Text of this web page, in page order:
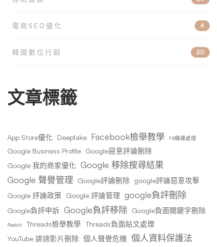
電商SEO優化 4
韓國數位行銷 20
文章標籤
App Store優化 Deepfake Facebook檢舉教學 FB騷擾處理
Google Business Profile Google惡意評論刪除
Google 我的商家優化 Google 移除搜尋結果
Google 聲譽管理 Google評論刪除 google評論惡意攻擊
Google 評論政策 Google 評論管理 google負評刪除
Google負評申訴 Google負評移除 Google負面關鍵字刪除
Reddit Threads檢舉教學 Threads負面貼文處理
YouTube 誹謗影片刪除 個人聲譽危機 個人資料保護法